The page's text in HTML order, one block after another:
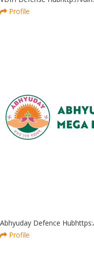
Profile
Abhyuday Defence Hub
Profile